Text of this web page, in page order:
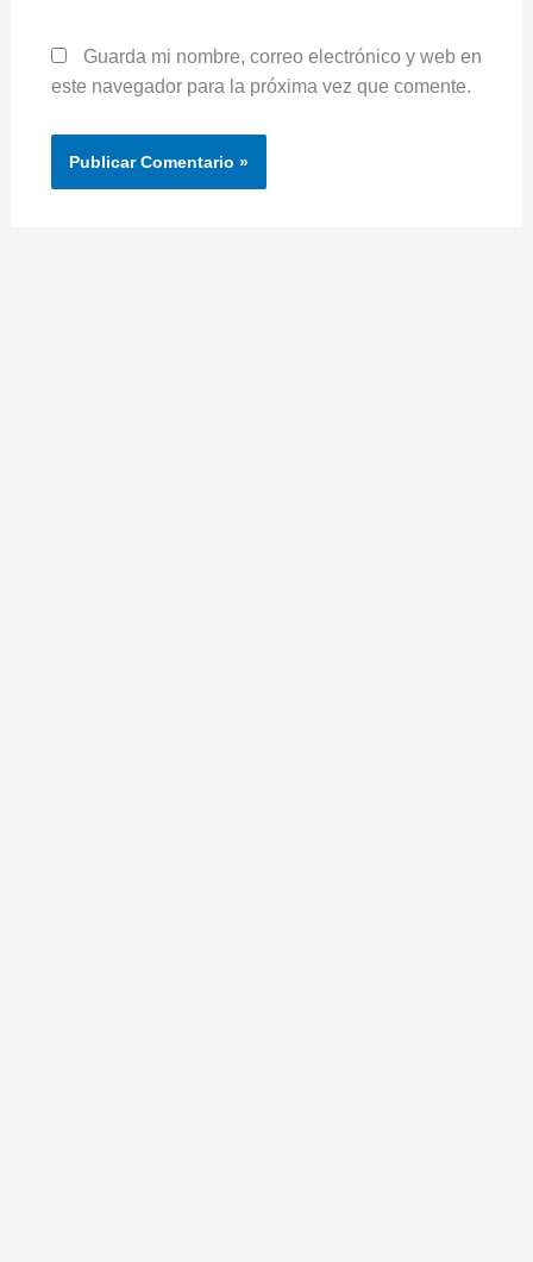
Guarda mi nombre, correo electrónico y web en
este navegador para la próxima vez que comente.